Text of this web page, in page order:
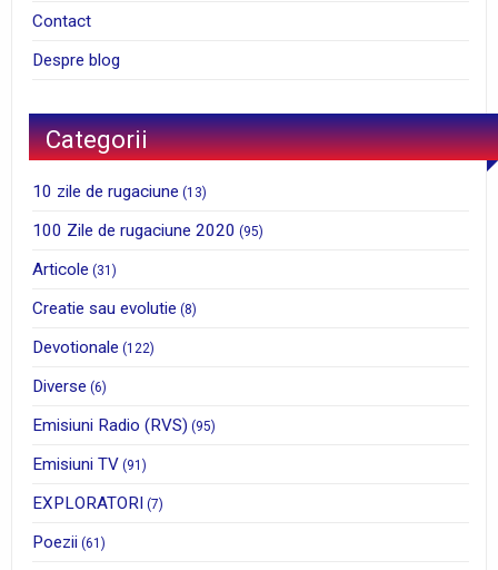
Contact
Despre blog
Categorii
10 zile de rugaciune (13)
100 Zile de rugaciune 2020 (95)
Articole (31)
Creatie sau evolutie (8)
Devotionale (122)
Diverse (6)
Emisiuni Radio (RVS) (95)
Emisiuni TV (91)
EXPLORATORI (7)
Poezii (61)